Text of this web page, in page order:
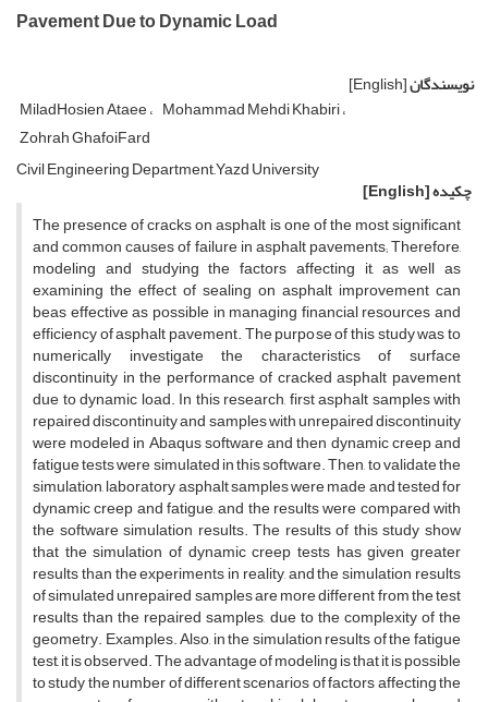
Pavement Due to Dynamic Load
نویسندگان[English]
MiladHosien Ataee Mohammad Mehdi Khabiri
Zohrah GhafoiFard
Civil Engineering Department,,Yazd University
چکیده[English]
The presence of cracks on asphalt is one of the most significant
and common causes of failure in asphalt pavements; Therefore,
modeling and studying the factors affecting it, as well as
examining the effect of sealing on asphalt improvement can
beas effective as possible in managing financial resources and
efficiency of asphalt pavement. The purpose of this study was to
numerically investigate the characteristics of surface
discontinuity in the performance of cracked asphalt pavement
due to dynamic load. In this research, first asphalt samples with
repaired discontinuity and samples with unrepaired discontinuity
were modeled in Abaqus software and then dynamic creep and
fatigue tests were simulated in this software. Then, to validate the
simulation, laboratory asphalt samples were made and tested for
dynamic creep and fatigue, and the results were compared with
the software simulation results. The results of this study show
that the simulation of dynamic creep tests has given greater
results than the experiments in reality, and the simulation results
of simulated unrepaired samples are more different from the test
results than the repaired samples, due to the complexity of the
geometry. Examples. Also, in the simulation results of the fatigue
test, it is observed. The advantage of modeling is that it is possible
to study the number of different scenarios of factors affecting the